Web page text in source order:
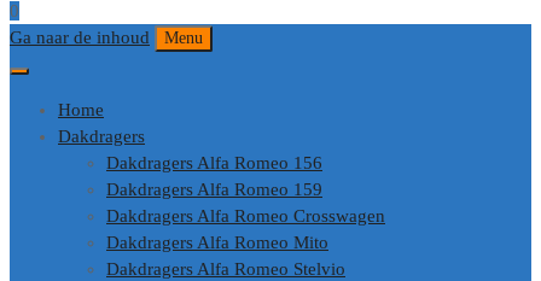
0
Ga naar de inhoud
Menu
Home
Dakdragers
Dakdragers Alfa Romeo 156
Dakdragers Alfa Romeo 159
Dakdragers Alfa Romeo Crosswagen
Dakdragers Alfa Romeo Mito
Dakdragers Alfa Romeo Stelvio